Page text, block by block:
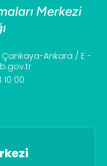
Merkezi
Çankaya-Ankara / E -
10 00